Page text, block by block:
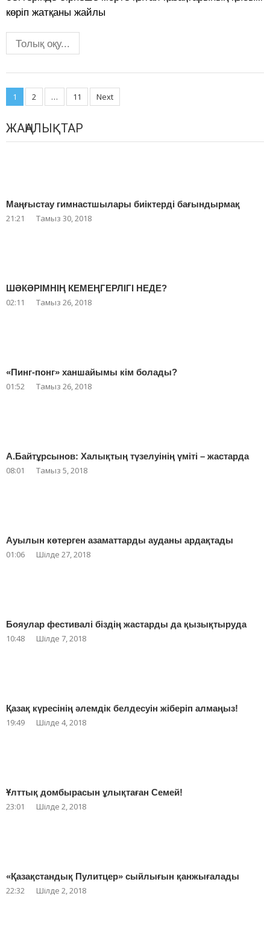
көріп жатқаны жайлы
Толық оқу...
Posts
1 2 … 11 Next
ЖАҢАЛЫҚТАР
Маңғыстау гимнастшылары биіктерді бағындырмақ
21:21 Тамыз 30, 2018
ШӘКӘРІМНІҢ КЕМЕҢГЕРЛІГІ НЕДЕ?
02:11 Тамыз 26, 2018
«Пинг-понг» ханшайымы кім болады?
01:52 Тамыз 26, 2018
А.Байтұрсынов: Халықтың түзелуінің үміті – жастарда
08:01 Тамыз 5, 2018
Ауылын көтерген азаматтарды ауданы ардақтады
01:06 Шілде 27, 2018
Бояулар фестивалі біздің жастарды да қызықтыруда
10:48 Шілде 7, 2018
Қазақ күресінің әлемдік белдесуін жіберіп алмаңыз!
19:49 Шілде 4, 2018
Ұлттық домбырасын ұлықтаған Семей!
23:01 Шілде 2, 2018
«Қазақстандық Пулитцер» сыйлығын қанжығалады
22:32 Шілде 2, 2018